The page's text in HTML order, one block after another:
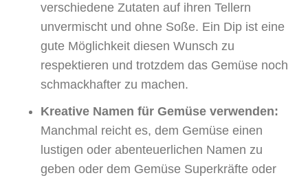
verschiedene Zutaten auf ihren Tellern
unvermischt und ohne Soße. Ein Dip ist eine
gute Möglichkeit diesen Wunsch zu
respektieren und trotzdem das Gemüse noch
schmackhafter zu machen.
Kreative Namen für Gemüse verwenden:
Manchmal reicht es, dem Gemüse einen
lustigen oder abenteuerlichen Namen zu
geben oder dem Gemüse Superkräfte oder